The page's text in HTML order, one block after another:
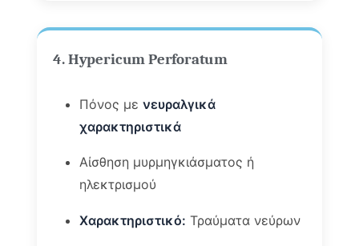
4. Hypericum Perforatum
Πόνος μενευραλγικά
χαρακτηριστικά
Αίσθηση μυρμηγκιάσματος ή
ηλεκτρισμού
Χαρακτηριστικό: Τραύματα νεύρων